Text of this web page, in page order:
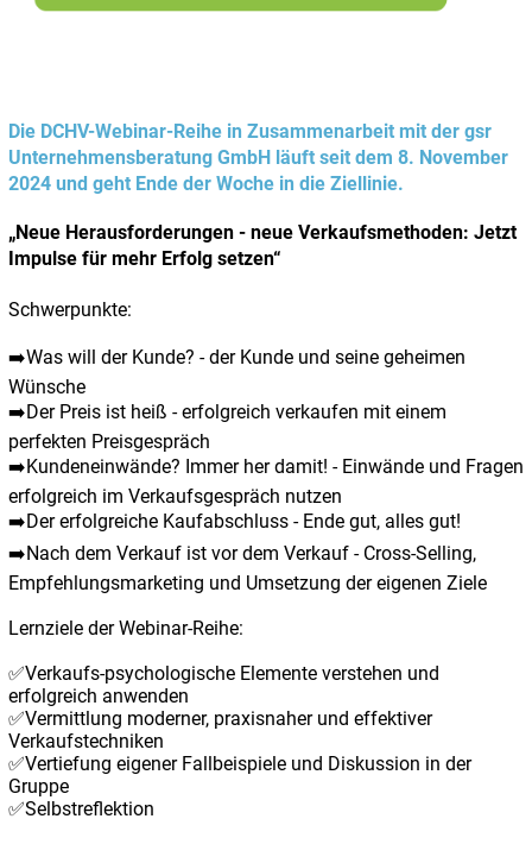
Die DCHV-Webinar-Reihe in Zusammenarbeit mit der gsr
Unternehmensberatung GmbH läuft seit dem 8. November
2024 und geht Ende der Woche in die Ziellinie.
„Neue Herausforderungen - neue Verkaufsmethoden: Jetzt
Impulse für mehr Erfolg setzen“
Schwerpunkte:
➡️Was will der Kunde? - der Kunde und seine geheimen
Wünsche
➡️Der Preis ist heiß - erfolgreich verkaufen mit einem
perfekten Preisgespräch
➡️Kundeneinwände? Immer her damit! - Einwände und Fragen
erfolgreich im Verkaufsgespräch nutzen
➡️Der erfolgreiche Kaufabschluss - Ende gut, alles gut!
➡️Nach dem Verkauf ist vor dem Verkauf - Cross-Selling,
Empfehlungsmarketing und Umsetzung der eigenen Ziele
Lernziele der Webinar-Reihe:
✅Verkaufs-psychologische Elemente verstehen und
erfolgreich anwenden
✅Vermittlung moderner, praxisnaher und effektiver
Verkaufstechniken
✅Vertiefung eigener Fallbeispiele und Diskussion in der
Gruppe
✅Selbstreflektion